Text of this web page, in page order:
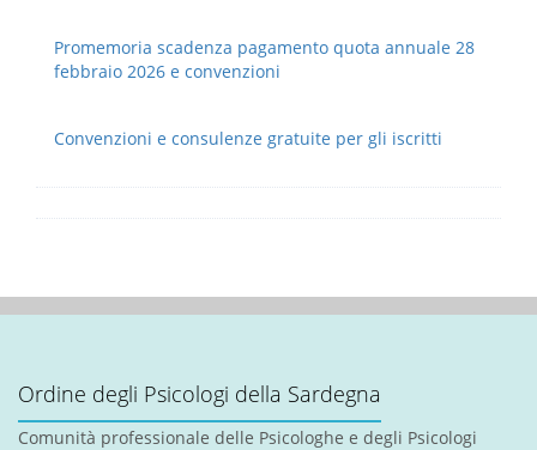
Promemoria scadenza pagamento quota annuale 28
febbraio 2026 e convenzioni
Convenzioni e consulenze gratuite per gli iscritti
Ordine degli Psicologi della Sardegna
Comunità professionale delle Psicologhe e degli Psicologi